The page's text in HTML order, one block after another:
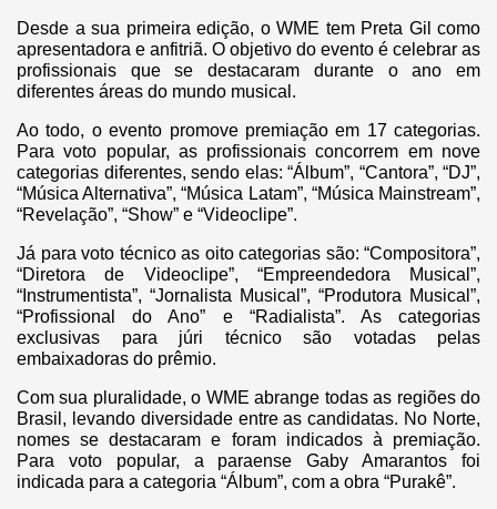
Desde a sua primeira edição, o WME tem Preta Gil como
apresentadora e anfitriã. O objetivo do evento é celebrar as
profissionais que se destacaram durante o ano em
diferentes áreas do mundo musical.
Ao todo, o evento promove premiação em 17 categorias.
Para voto popular, as profissionais concorrem em nove
categorias diferentes, sendo elas: “Álbum”, “Cantora”, “DJ”,
“Música Alternativa”, “Música Latam”, “Música Mainstream”,
“Revelação”, “Show” e “Videoclipe”.
Já para voto técnico as oito categorias são: “Compositora”,
“Diretora de Videoclipe”, “Empreendedora Musical”,
“Instrumentista”, “Jornalista Musical”, “Produtora Musical”,
“Profissional do Ano” e “Radialista”. As categorias
exclusivas para júri técnico são votadas pelas
embaixadoras do prêmio.
Com sua pluralidade, o WME abrange todas as regiões do
Brasil, levando diversidade entre as candidatas. No Norte,
nomes se destacaram e foram indicados à premiação.
Para voto popular, a paraense Gaby Amarantos foi
indicada para a categoria “Álbum”, com a obra “Purakê”.